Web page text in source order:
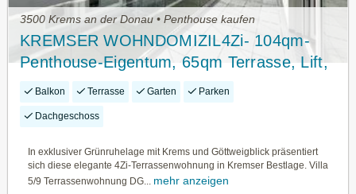
3500 Krems an der Donau • Penthouse kaufen
KREMSER WOHNDOMIZIL4Zi- 104qm-
Penthouse-Eigentum, 65qm Terrasse, Lift,
Tiefgarage, in beliebter Grünruhelage
Balkon Terrasse Garten Parken
Dachgeschoss
In exklusiver Grünruhelage mit Krems und Göttweigblick präsentiert
sich diese elegante 4Zi-Terrassenwohnung in Kremser Bestlage. Villa
5/9 Terrassenwohnung DG...
mehr anzeigen